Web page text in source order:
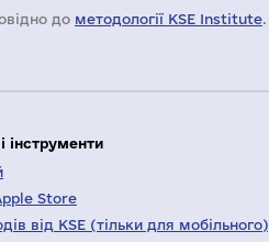
до методології KSE Institute.
інструменти
Store
від KSE (тільки для мобільного)